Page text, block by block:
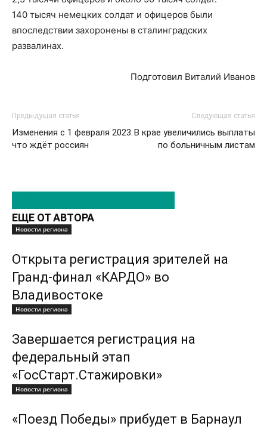
140 тысяч немецких солдат и офицеров были
впоследствии захоронены в сталинградских
развалинах.
Подготовил Виталий Иванов
Предыдущая статья
Изменения с 1 февраля 2023:
что ждёт россиян
Следующая статья
В крае увеличились выплаты
по больничным листам
ЕЩЕ ОТ АВТОРА
Новости региона
Открыта регистрация зрителей на
Гранд-финал «КАРДО» во
Владивостоке
Новости региона
Завершается регистрация на
федеральный этап
«ГосСтарт.Стажировки»
Новости региона
«Поезд Победы» прибудет в Барнаул